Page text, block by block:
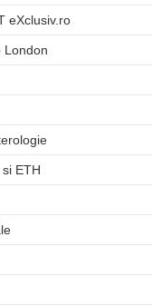
eXclusiv.ro
London
ETH